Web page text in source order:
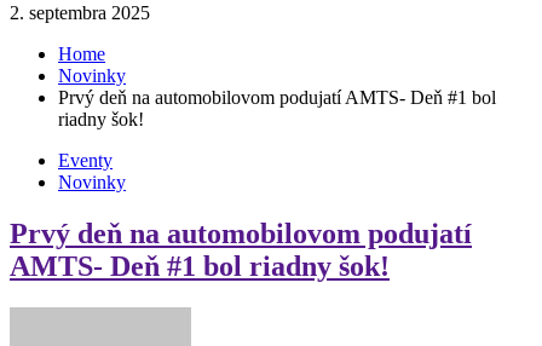
2. septembra 2025
Home
Novinky
Prvý deň na automobilovom podujatí AMTS- Deň #1 bol
riadny šok!
Eventy
Novinky
Prvý deň na automobilovom podujatí
AMTS- Deň #1 bol riadny šok!